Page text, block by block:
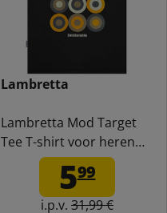
Lambretta
Lambretta Mod Target
Tee T-shirt voor heren
SS6010-BLACK
599
i.p.v. 31,99 €